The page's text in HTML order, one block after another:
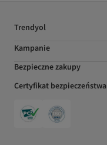
Trendyol
Kampanie
Bezpieczne zakupy
Certyfikat bezpieczeństwa